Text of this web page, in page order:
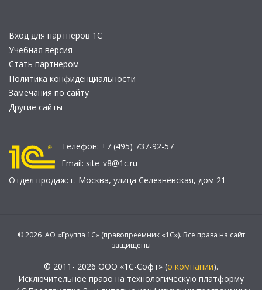
Вход для партнеров 1С
Учебная версия
Стать партнером
Политика конфиденциальности
Замечания по сайту
Другие сайты
Телефон: +7 (495) 737-92-57
Email: site_v8@1c.ru
Отдел продаж: г. Москва, улица Селезнёвская, дом 21
© 2026 АО «Группа 1С» (правопреемник «1С»). Все права на сайт
защищены
© 2011- 2026 ООО «1С-Софт» (о компании).
Исключительное право на технологическую платформу